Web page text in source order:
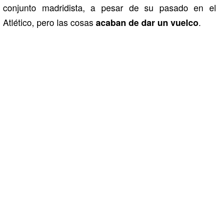
conjunto madridista, a pesar de su pasado en el
Atlético, pero las cosasacaban de dar un vuelco.